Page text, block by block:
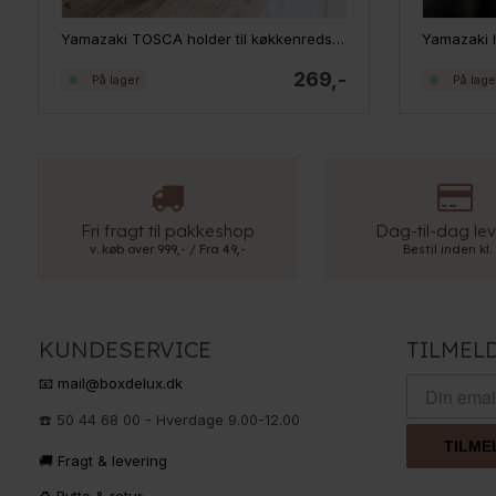
Yamazaki TOSCA holder til køkkenredskaber
269,-
På lager På
Fri fragt til pakkeshop
v. køb over 999,- / Fra 49,-
Dag-til-dag
Bestil inden kl.
KUNDESERVICE
📧 mail@boxdelux.dk
☎️ 50 44 68 00 - Hverdage 9.00-12.00
🚚 Fragt & levering